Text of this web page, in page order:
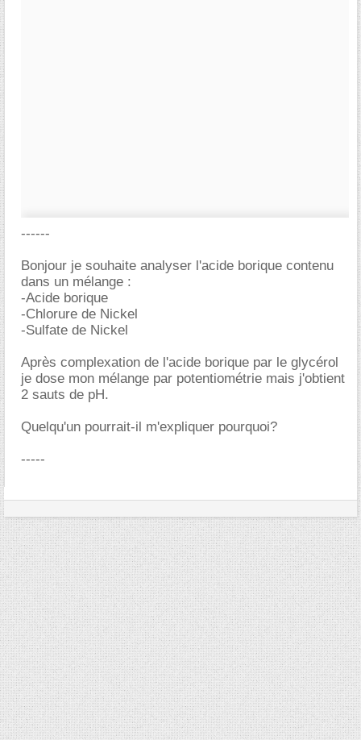
------
Bonjour je souhaite analyser l'acide borique contenu
dans un mélange :
-Acide borique
-Chlorure de Nickel
-Sulfate de Nickel
Après complexation de l'acide borique par le glycérol
je dose mon mélange par potentiométrie mais j'obtient
2 sauts de pH.
Quelqu'un pourrait-il m'expliquer pourquoi?
-----